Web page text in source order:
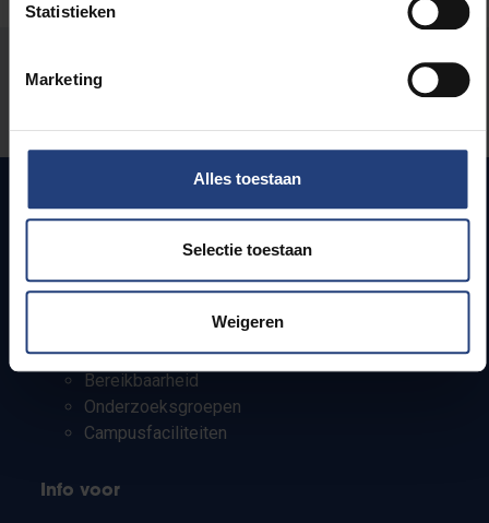
Statistieken
Marketing
Alles toestaan
Selectie toestaan
Weigeren
Lesroosters
Bereikbaarheid
Onderzoeksgroepen
Campusfaciliteiten
Info voor